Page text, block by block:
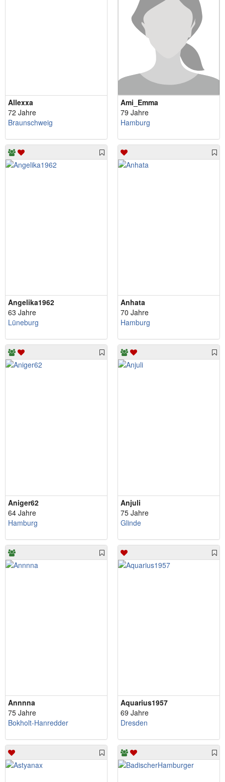
Allexxa
72 Jahre
Braunschweig
Ami_Emma
79 Jahre
Hamburg
Angelika1962
63 Jahre
Lüneburg
Anhata
70 Jahre
Hamburg
Aniger62
64 Jahre
Hamburg
Anjuli
75 Jahre
Glinde
Annnna
75 Jahre
Bokholt-Hanredder
Aquarius1957
69 Jahre
Dresden